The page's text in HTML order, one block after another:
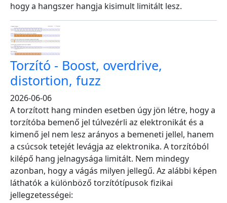
hogy a hangszer hangja kisimult limitált lesz.
Torzító - Boost, overdrive,
distortion, fuzz
2026-06-06
A torzított hang minden esetben úgy jön létre, hogy a
torzítóba bemenő jel túlvezérli az elektronikát és a
kimenő jel nem lesz arányos a bemeneti jellel, hanem
a csúcsok tetejét levágja az elektronika. A torzítóból
kilépő hang jelnagysága limitált. Nem mindegy
azonban, hogy a vágás milyen jellegű. Az alábbi képen
láthatók a különböző torzítótípusok fizikai
jellegzetességei: